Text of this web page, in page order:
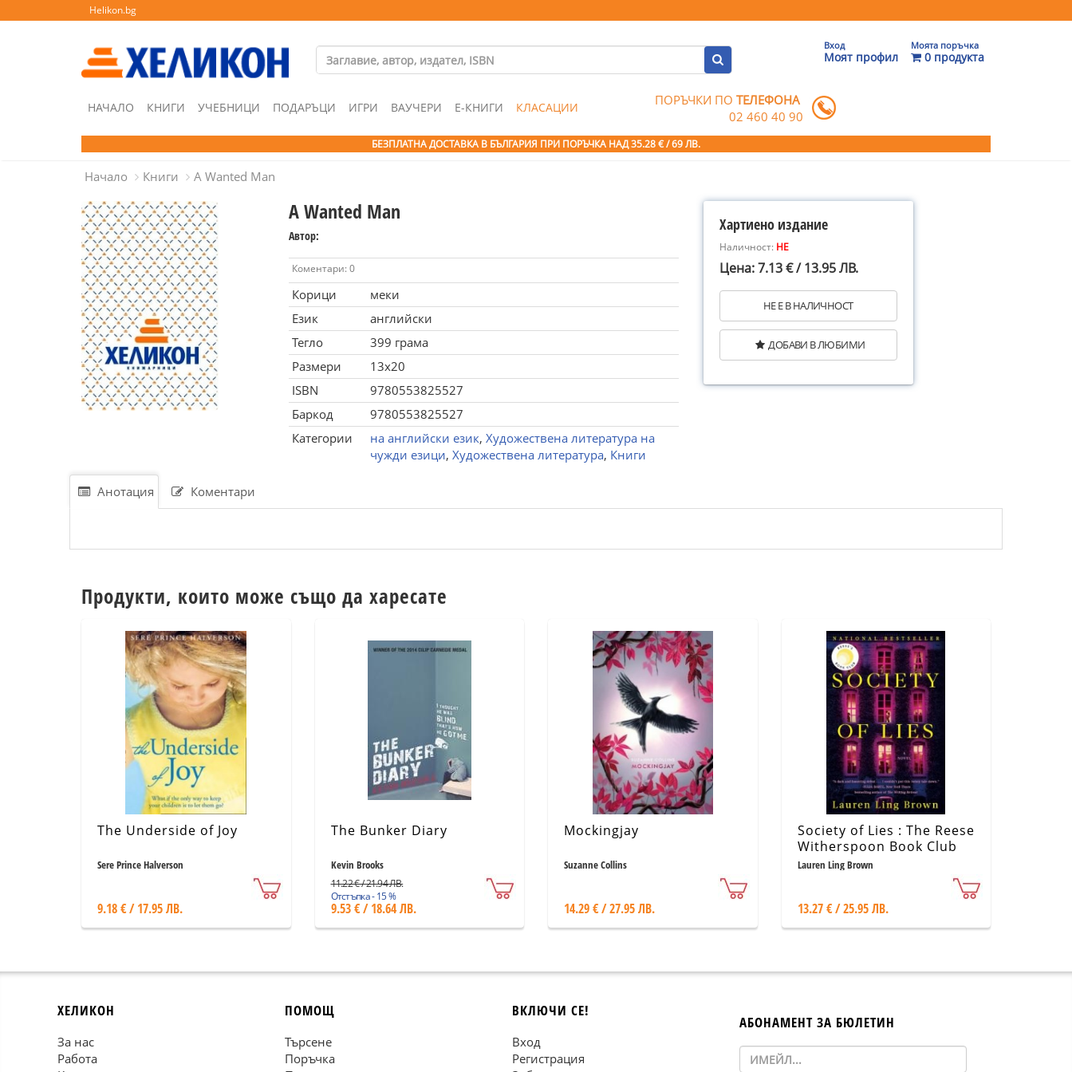
Helikon.bg
Вход
Моят профил
Моята поръчка
0 продукта
НАЧАЛО КНИГИ УЧЕБНИЦИ ПОДАРЪЦИ ИГРИ ВАУЧЕРИ Е-КНИГИ КЛАСАЦИИ ПОРЪЧКИ ПОТЕЛЕФОНА
02 460 40 90
БЕЗПЛАТНА ДОСТАВКА В БЪЛГАРИЯ ПРИ ПОРЪЧКА НАД 35.28 € / 69 ЛВ.
Начало Книги A Wanted Man
A Wanted Man
Автор:
Коментари: 0
Корици
меки
Език
английски
Тегло
399 грама
Размери
13x20
ISBN
9780553825527
Баркод
9780553825527
Категории
на английски език, Художествена литература на
чужди езици, Художествена литература, Книги
Хартиено издание
Наличност: НЕ
Цена: 7.13 € / 13.95 ЛВ.
НЕ Е В НАЛИЧНОСТ
ДОБАВИ В ЛЮБИМИ
Анотация Коментари
Продукти, които може също да харесате
The Underside of Joy
Sere Prince Halverson
9.18 € / 17.95 ЛВ.
The Bunker Diary
Kevin Brooks
11.22 € / 21.94 ЛВ.
Отстъпка - 15 %
9.53 € / 18.64 ЛВ.
Mockingjay
Suzanne Collins
14.29 € / 27.95 ЛВ.
Society of Lies : The Reese
Witherspoon Book Club
Pick
Lauren Ling Brown
13.27 € / 25.95 ЛВ.
ХЕЛИКОН
За нас
Работа
ПОМОЩ
Търсене
Поръчка
ВКЛЮЧИ СЕ!
Вход
Регистрация
АБОНАМЕНТ ЗА БЮЛЕТИН